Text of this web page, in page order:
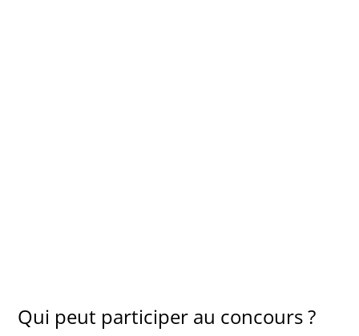
Qui peut participer au concours ?